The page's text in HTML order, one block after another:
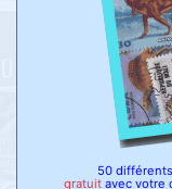
50 différents
gratuit avec votre